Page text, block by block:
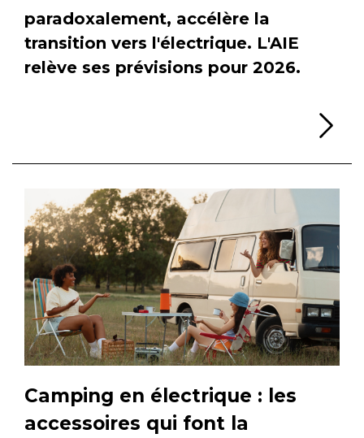
paradoxalement, accélère la
transition vers l'électrique. L'AIE
relève ses prévisions pour 2026.
Camping en électrique : les
accessoires qui font la